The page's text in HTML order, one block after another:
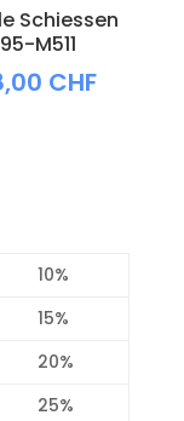
Schiessen
M511
CHF
10%
15%
20%
25%